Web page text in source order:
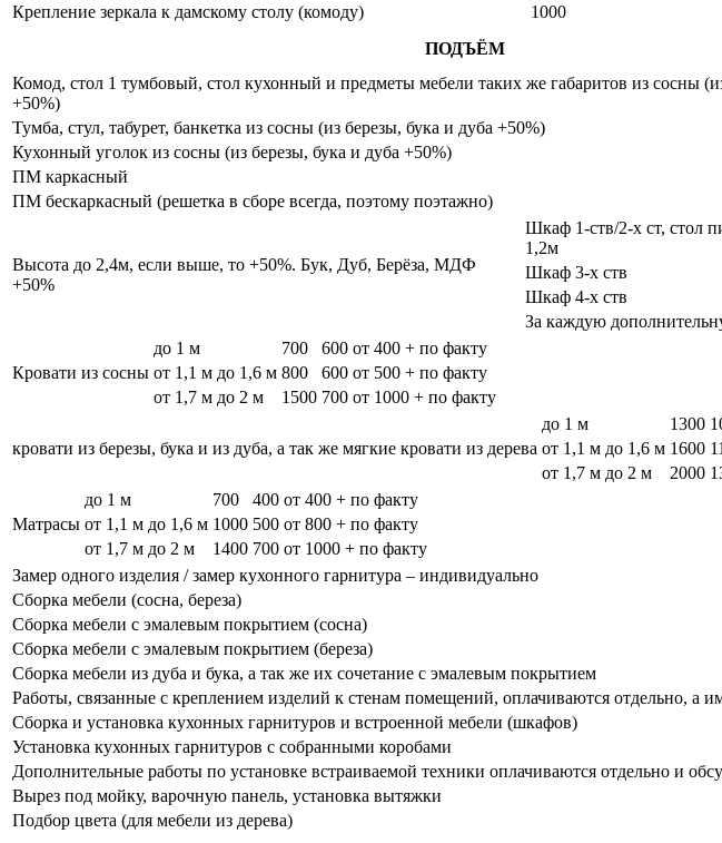
Крепление зеркала к дамскому столу (комоду)
1000
ПОДЪЁМ
Комод, стол 1 тумбовый, стол кухонный и предметы мебели таких же габаритов из сосны
+50%)
Тумба, стул, табурет, банкетка из сосны (из березы, бука и дуба +50%)
Кухонный уголок из сосны (из березы, бука и дуба +50%)
ПМ каркасный
ПМ бескаркасный (решетка в сборе всегда, поэтому поэтажно)
Высота до 2,4м, если выше, то +50%. Бук, Дуб, Берёза, МДФ
+50%
Шкаф 1-ств/2-х ст, стол
1,2м
Шкаф 3-х ств
Шкаф 4-х ств
За каждую
Кровати из сосны
до 1 м 700 600 от 400 + по факту
от 1,1 м до 1,6 м 800 600 от 500 + по факту
от 1,7 м до 2 м
1500 700 от 1000 + по факту
кровати из березы, бука и из дуба, а так же мягкие кровати из дерева
до 1 м 1300
от 1,1 м до 1,6 м 1600
от 1,7 м до 2 м
2000
Матрасы
до 1 м 700 400 от 400 + по факту
от 1,1 м до 1,6 м 1000 500 от 800 + по факту
от 1,7 м до 2 м
1400 700 от 1000 + по факту
Замер одного изделия / замер кухонного гарнитура – индивидуально
Сборка мебели (сосна, береза)
Сборка мебели с эмалевым покрытием (сосна)
Сборка мебели с эмалевым покрытием (береза)
Сборка мебели из дуба и бука, а так же их сочетание с эмалевым покрытием
Работы, связанные с креплением изделий к стенам помещений, оплачиваются отдельно, а
Сборка и установка кухонных гарнитуров и встроенной мебели (шкафов)
Установка кухонных гарнитуров с собранными коробами
Дополнительные работы по установке встраиваемой техники оплачиваются отдельно и
Вырез под мойку, варочную панель, установка вытяжки
Подбор цвета (для мебели из дерева)